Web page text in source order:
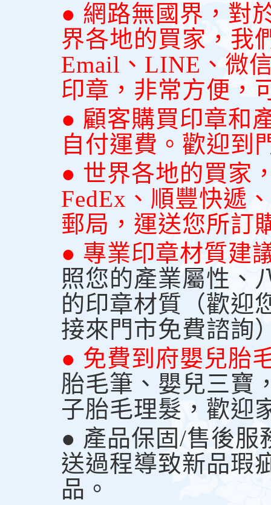
● 網路無國界，對
界各地的買家，我
Email、LINE、微
印章，非常方便，
● 顧客購買印章和
自付運費。歡迎到
● 世界各地的買家
FedEx、順豐快遞
郵局，運送您所訂
● 專業印章材質建
照您的產業屬性、
的印章材質（歡迎
接來門市免費諮詢
● 免費到府嬰兒胎
胎毛筆、嬰兒三寶
子胎毛理髮，歡迎
● 產品保固/售後服
送過程導致新品瑕
品。